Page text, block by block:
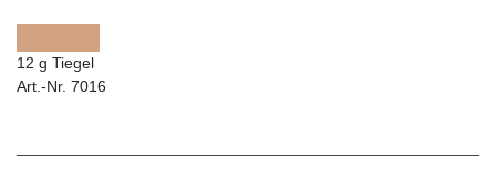
12 g Tiegel
Art.-Nr. 7016